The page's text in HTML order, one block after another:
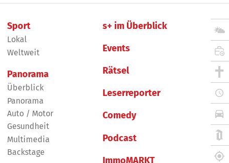
Sport
Lokal
Weltweit
Panorama
Überblick
Panorama
Auto / Motor
Gesundheit
Multimedia
Backstage
s+ im Überblick
Events
Rätsel
Leserreporter
Comedy
Podcast
ImmoMARKT